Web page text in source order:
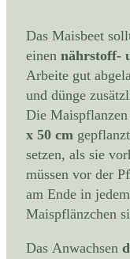
Das Maisbeet
einen nährstoff-
Arbeite gut
und dünge
Die
x 50 cm
setzen, als sie
müssen vor der
am Ende in
Maispflänzchen
Das Anwachsen